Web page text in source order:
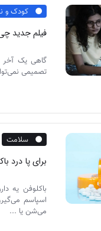
کودک و
فیلم جدید چی
گاهی یک
تصمیمی
سلامت
برای پا درد
باکلوفن یه
اسپاسم
می‌شن یا ...